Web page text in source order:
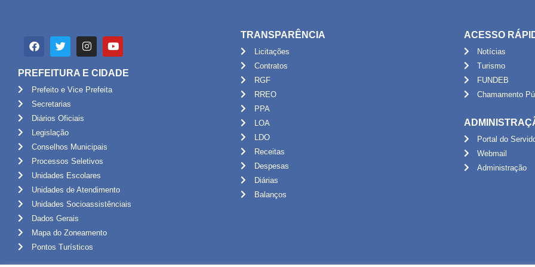
PREFEITURA E CIDADE
Prefeito e Vice Prefeita
Secretarias
Diários Oficiais
Legislação
Conselhos Municipais
Processos Seletivos
Unidades Escolares
Unidades de Atendimento
Unidades Socioassistênciais
Dados Gerais
Mapa do Zoneamento
Pontos Turísticos
TRANSPARÊNCIA
Licitações
Contratos
RGF
RREO
PPA
LOA
LDO
Receitas
Despesas
Diárias
Balanços
ACESSO
Notícias
Turismo
FUNDEB
Chamamento
Portal do
Webmail
Administração